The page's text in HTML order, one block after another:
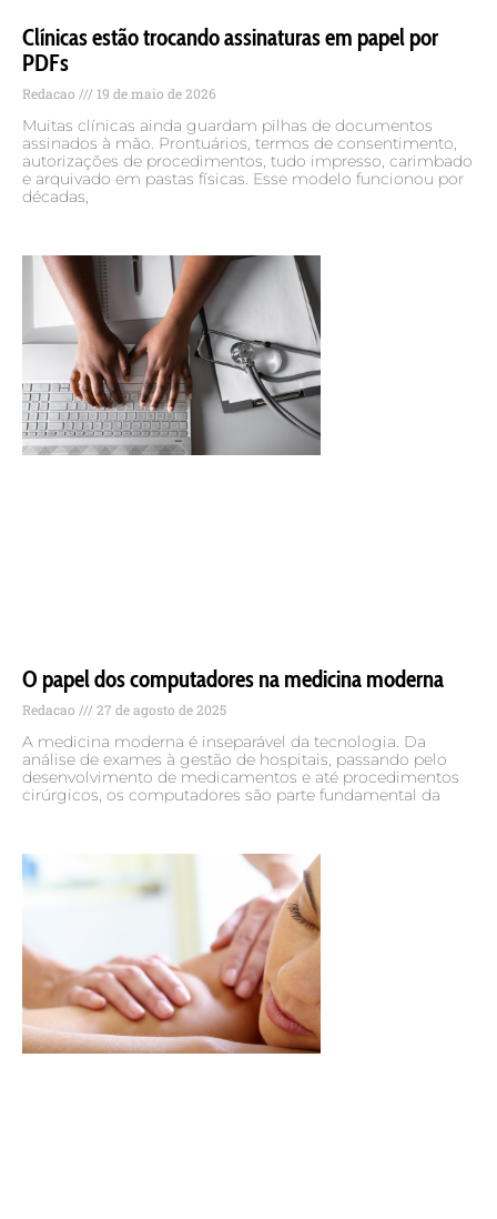
Clínicas estão trocando assinaturas em papel por
PDFs
Redacao 19 de maio de 2026
Muitas clínicas ainda guardam pilhas de documentos
assinados à mão. Prontuários, termos de consentimento,
autorizações de procedimentos, tudo impresso, carimbado
e arquivado em pastas físicas. Esse modelo funcionou por
décadas,
O papel dos computadores na medicina moderna
Redacao 27 de agosto de 2025
A medicina moderna é inseparável da tecnologia. Da
análise de exames à gestão de hospitais, passando pelo
desenvolvimento de medicamentos e até procedimentos
cirúrgicos, os computadores são parte fundamental da